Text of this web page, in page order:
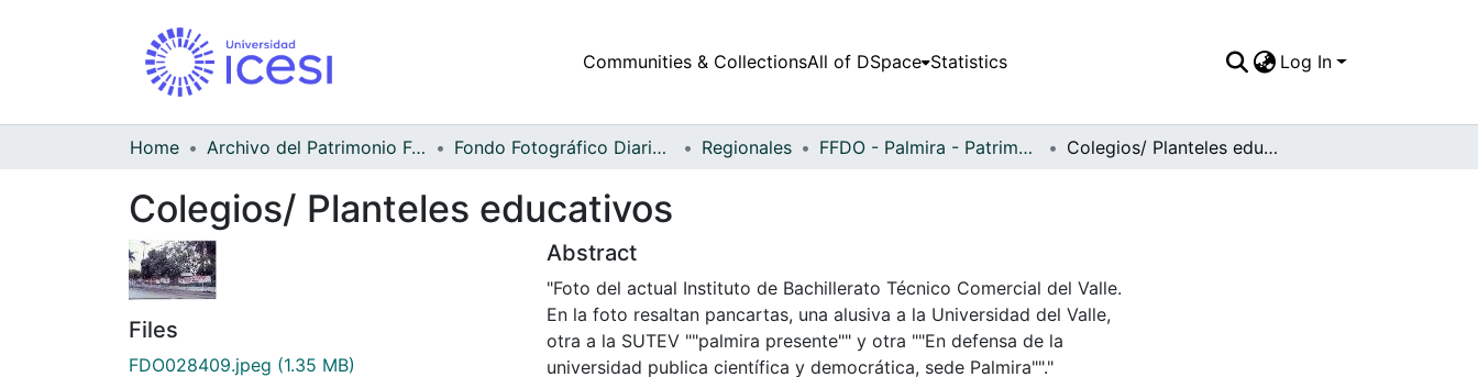
Communities & CollectionsAll of DSpace Statistics Log In
Home Archivo del Patrimonio Fotográfico y Fílmico del Valle del Cauca Fondo Fotográfico Diario Occidente Regionales FFDO - Palmira - Patrimonial Colegios/ Planteles educativos
Colegios/ Planteles educativos
Files
FDO028409.jpeg (1.35 MB)
Abstract
"Foto del actual Instituto de Bachillerato Técnico Comercial del Valle.
En la foto resaltan pancartas, una alusiva a la Universidad del Valle,
otra a la SUTEV ""palmira presente"" y otra ""En defensa de la
universidad publica científica y democrática, sede Palmira""."